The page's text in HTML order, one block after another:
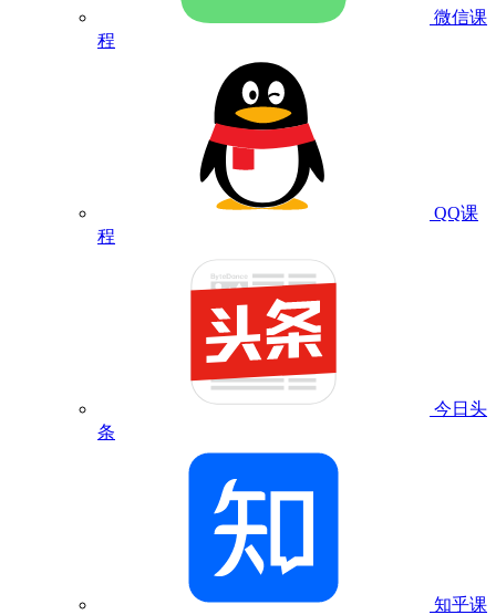
微信课
程
QQ课
程
今日头
条
知乎课